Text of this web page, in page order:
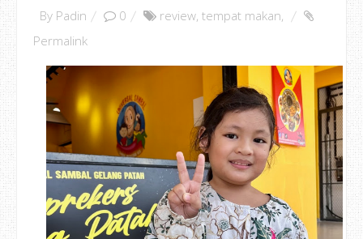
By Padin 0 review, tempat makan,
Permalink